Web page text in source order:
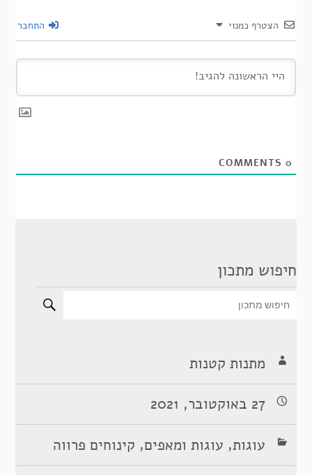
הצטרף כמנוי התחבר
0
חיפוש מתכון
מתנות קטנות
27 באוקטובר, 2021
עוגות, עוגות ומאפים, קינוחים פרווה